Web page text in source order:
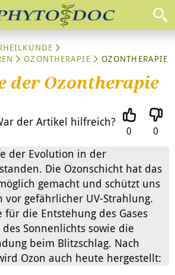
OZONTHERAPIE OZONTHERAPIE
der Ozontherapie
der Artikel hilfreich?
0 0
der Evolution in der
Die Ozonschicht hat das
gemacht und schützt uns
vor gefährlicher UV-Strahlung.
für die Entstehung des Gases
Sonnenlichts sowie die
beim Blitzschlag. Nach
Ozon auch heute hergestellt: